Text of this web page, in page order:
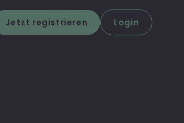
Jetzt registrieren Login